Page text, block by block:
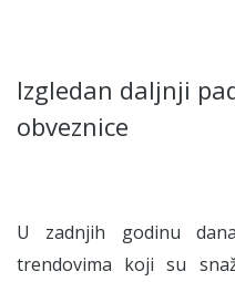
Izgledan daljnji
obveznice
U zadnjih godinu
trendovima koji su